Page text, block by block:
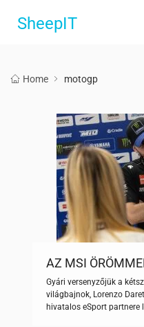
SheepIT
Home motogp
AZ MSI
HIVATALOS
A MONSTER
MOTOGP
Gyári versenyzőjük a
világbajnok, Lorenzo
hivatalos eSport partnere